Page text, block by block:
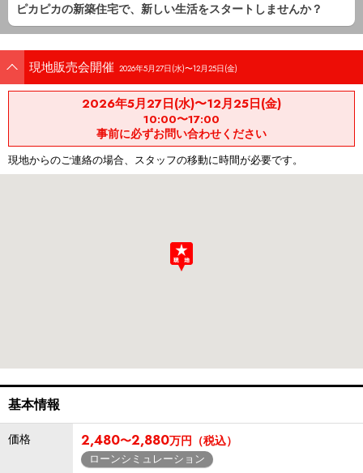
ピカピカの新築住宅で、新しい生活をスタートしませんか？
現地販売会開催 2026年5月27日(水)〜12月25日(金)
2026年5月27日(水)〜12月25日(金)
10:00〜17:00
事前に必ずお問い合わせください
現地からのご連絡の場合、スタッフの移動に時間が必要です。
基本情報
価格 2,480〜2,880万円（税込）
ローンシミュレーション